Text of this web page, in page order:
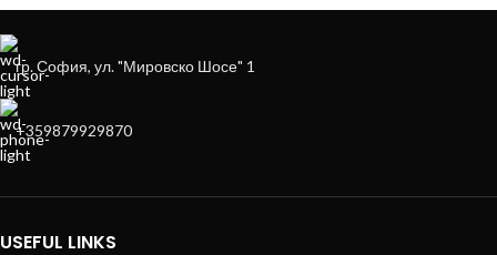
гр. София, ул. "Мировско Шосе" 1
+359879929870
USEFUL LINKS